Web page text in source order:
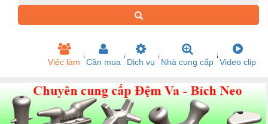
Việc làm Cần mua Dịch vụ Nhà cung cấp Video clip